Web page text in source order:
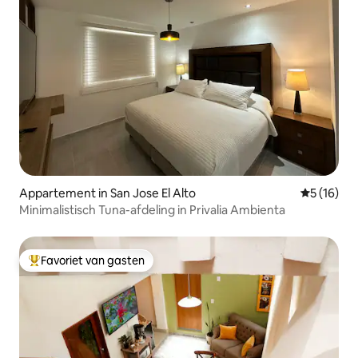
Appartement in San Jose El Alto
5 (16)
Minimalistisch Tuna-afdeling in Privalia Ambienta
Topfavoriet van gasten
Favoriet van gasten